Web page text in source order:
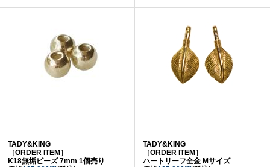
TADY&KING
［ORDER ITEM］
K18無垢ビーズ 7mm 1個売り
TADY&KING
［ORDER ITEM］
ハートリーフ全金 Mサイズ